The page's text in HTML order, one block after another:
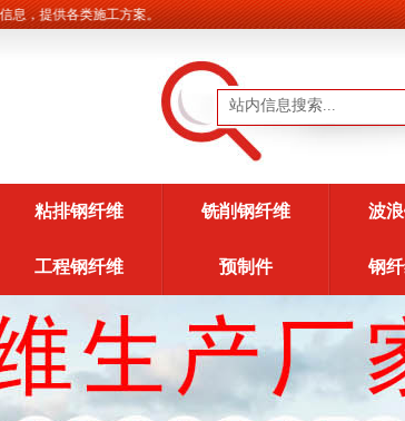
提供各类施工方案。
粘排钢纤维 铣削钢纤维 波
工程钢纤维 预制件 钢